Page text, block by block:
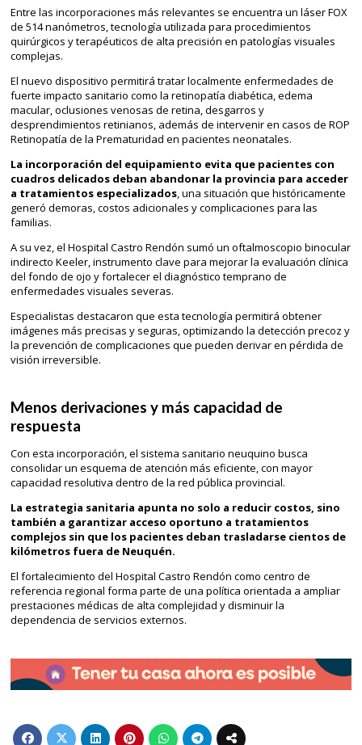
Entre las incorporaciones más relevantes se encuentra un láser FOX
de 514 nanómetros, tecnología utilizada para procedimientos
quirúrgicos y terapéuticos de alta precisión en patologías visuales
complejas.
El nuevo dispositivo permitirá tratar localmente enfermedades de
fuerte impacto sanitario como la retinopatía diabética, edema
macular, oclusiones venosas de retina, desgarros y
desprendimientos retinianos, además de intervenir en casos de ROP
Retinopatía de la Prematuridad en pacientes neonatales.
La incorporación del equipamiento evita que pacientes con
cuadros delicados deban abandonar la provincia para acceder
a tratamientos especializados, una situación que históricamente
generó demoras, costos adicionales y complicaciones para las
familias.
A su vez, el Hospital Castro Rendón sumó un oftalmoscopio binocular
indirecto Keeler, instrumento clave para mejorar la evaluación clínica
del fondo de ojo y fortalecer el diagnóstico temprano de
enfermedades visuales severas.
Especialistas destacaron que esta tecnología permitirá obtener
imágenes más precisas y seguras, optimizando la detección precoz y
la prevención de complicaciones que pueden derivar en pérdida de
visión irreversible.
Menos derivaciones y más capacidad de
respuesta
Con esta incorporación, el sistema sanitario neuquino busca
consolidar un esquema de atención más eficiente, con mayor
capacidad resolutiva dentro de la red pública provincial.
La estrategia sanitaria apunta no solo a reducir costos, sino
también a garantizar acceso oportuno a tratamientos
complejos sin que los pacientes deban trasladarse cientos de
kilómetros fuera de Neuquén.
El fortalecimiento del Hospital Castro Rendón como centro de
referencia regional forma parte de una política orientada a ampliar
prestaciones médicas de alta complejidad y disminuir la
dependencia de servicios externos.